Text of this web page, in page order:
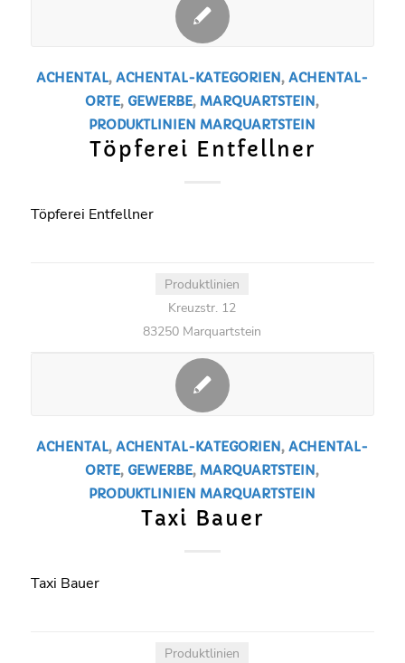
ACHENTAL,ACHENTAL-KATEGORIEN,ACHENTAL-
ORTE, GEWERBE, MARQUARTSTEIN,
PRODUKTLINIEN MARQUARTSTEIN
Töpferei Entfellner
Töpferei Entfellner
Produktlinien
Kreuzstr. 12
83250 Marquartstein
ACHENTAL,ACHENTAL-KATEGORIEN,ACHENTAL-
ORTE, GEWERBE, MARQUARTSTEIN,
PRODUKTLINIEN MARQUARTSTEIN
Taxi Bauer
Taxi Bauer
Produktlinien